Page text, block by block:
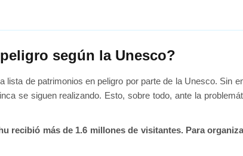
según la Unesco?
lista de patrimonios en peligro por parte de la Unesco. Sin
se siguen realizando. Esto, sobre todo, ante la
recibió más de 1.6 millones de visitantes. Para